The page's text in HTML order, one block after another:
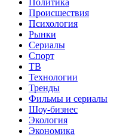
Политика
Происшествия
Психология
Рынки
Сериалы
Спорт
ТВ
Технологии
Тренды
Фильмы и сериалы
Шоу-бизнес
Экология
Экономика